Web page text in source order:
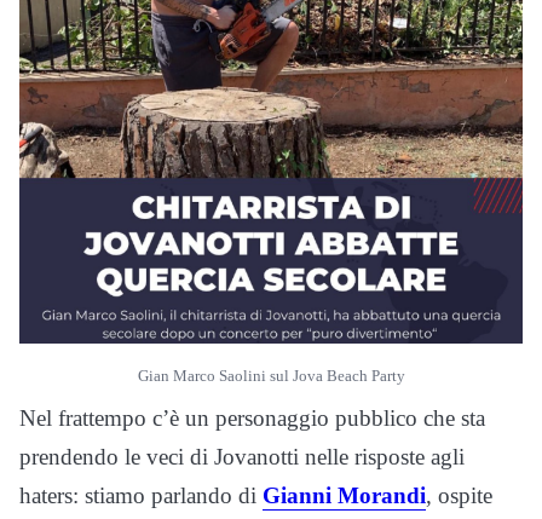
Gian Marco Saolini sul Jova Beach Party
Nel frattempo c’è un personaggio pubblico che sta
prendendo le veci di Jovanotti nelle risposte agli
haters: stiamo parlando di Gianni Morandi, ospite